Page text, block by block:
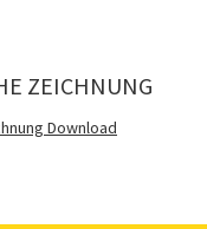
ZEICHNUNG
Download